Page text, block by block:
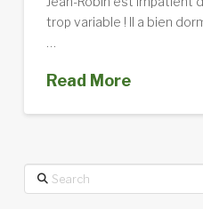
trop variable ! Il a bien
Read More
Search